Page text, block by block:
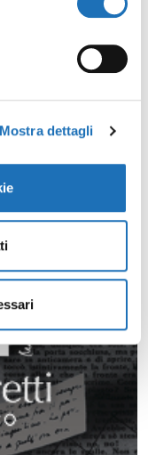
Mostra dettagli